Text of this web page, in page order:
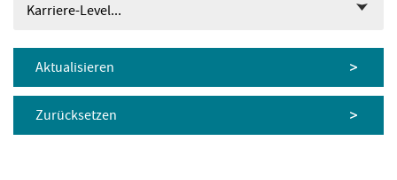
Karriere-Level...
Aktualisieren
Zurücksetzen